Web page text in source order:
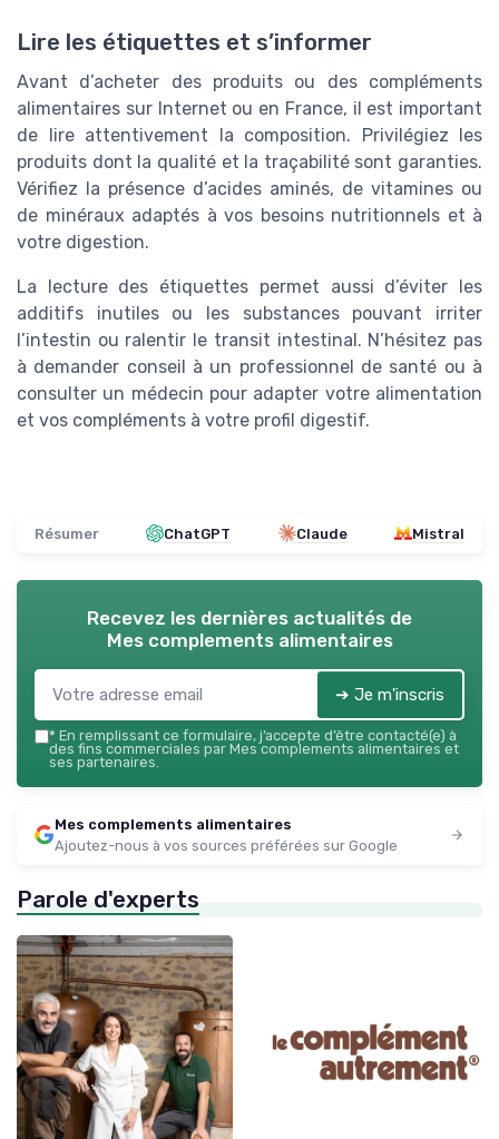
Lire les étiquettes et s’informer
Avant d’acheter des produits ou des compléments
alimentaires sur Internet ou en France, il est important
de lire attentivement la composition. Privilégiez les
produits dont la qualité et la traçabilité sont garanties.
Vérifiez la présence d’acides aminés, de vitamines ou
de minéraux adaptés à vos besoins nutritionnels et à
votre digestion.
La lecture des étiquettes permet aussi d’éviter les
additifs inutiles ou les substances pouvant irriter
l’intestin ou ralentir le transit intestinal. N’hésitez pas
à demander conseil à un professionnel de santé ou à
consulter un médecin pour adapter votre alimentation
et vos compléments à votre profil digestif.
Résumer ChatGPT Claude Mistral
Recevez les dernières actualités de
Mes complements alimentaires
➔ Je m'inscris
* En remplissant ce formulaire, j’accepte d’être contacté(e) à
des fins commerciales par Mes complements alimentaires et
ses partenaires.
Mes complements alimentaires
Ajoutez-nous à vos sources préférées sur Google
Parole d'experts